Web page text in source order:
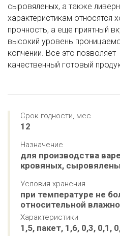
сыровяленых, а также
характеристикам относятся
прочность, а еще приятный
высокий уровень
копчении. Все это
качественный готовый
Срок годности, мес
12
Назначение
для производства
кровяных,
Условия хранения
при температуре не
относительной
Характеристики
1,5, пакет, 1,6, 0,3, 0,1,